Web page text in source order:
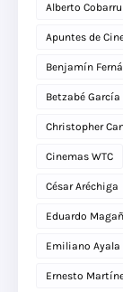
Alberto
Apuntes de
Benjamín
Betzabé García
Christopher
Cinemas WTC
César Aréchiga
Eduardo
Emiliano Ayala
Ernesto